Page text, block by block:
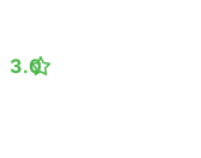
3.0